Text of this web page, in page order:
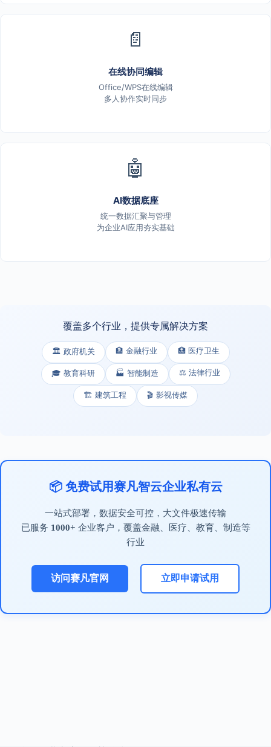
📄
在线协同编辑
Office/WPS在线编辑
多人协作实时同步
🤖
AI数据底座
统一数据汇聚与管理
为企业AI应用夯实基础
覆盖多个行业，提供专属解决方案
🏛️ 政府机关 🏦 金融行业 🏥 医疗卫生
🎓 教育科研 🏭 智能制造 ⚖️ 法律行业
🏗️ 建筑工程 🎬 影视传媒
📦 免费试用赛凡智云企业私有云
一站式部署，数据安全可控，大文件极速传输
已服务 1000+ 企业客户，覆盖金融、医疗、教育、制造等
行业
访问赛凡官网 立即申请试用